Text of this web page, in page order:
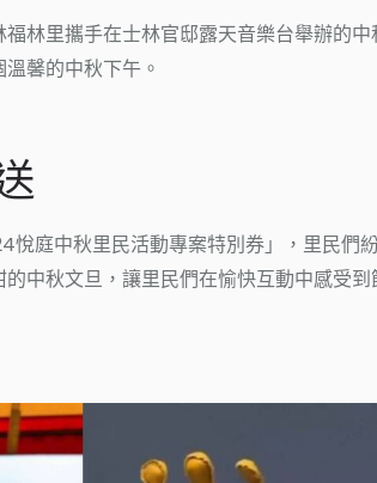
林里攜手在士林官邸露天音樂台舉辦的中
馨的中秋下午。
悅庭中秋里民活動專案特別券」，里民們
中秋文旦，讓里民們在愉快互動中感受